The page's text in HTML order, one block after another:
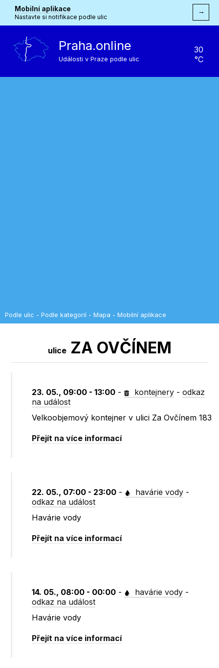
Mobilní aplikace
Nastavte si notifikace podle ulic
→
Praha.online
Události v Praze podle ulic
30
°C
Podle ulic - Podle kategorií - Mapa - Mobilní aplikace
uliceZA OVČÍNEM
23. 05., 09:00 - 13:00 - kontejnery -odkaz
na událost
Velkoobjemový kontejner v ulici Za Ovčínem 183
Přejít na více informací
22. 05., 07:00 - 23:00 - havárie vody -
odkaz na událost
Havárie vody
Přejít na více informací
14. 05., 08:00 - 00:00 - havárie vody -
odkaz na událost
Havárie vody
Přejít na více informací